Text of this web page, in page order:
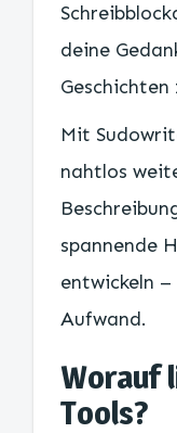
deine
Geschichten
Mit
nahtlos
spannende
entwickeln
Aufwand.
Worauf
Tools?